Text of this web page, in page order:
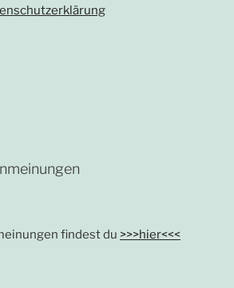
findest du >>>hier<<<